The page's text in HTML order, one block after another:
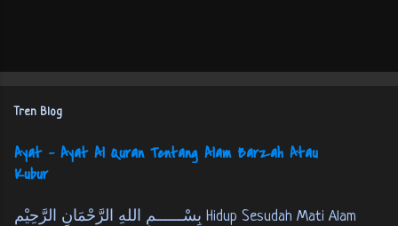
Tren Blog
Ayat - Ayat Al Quran Tentang Alam Barzah Atau
Kubur
بِسْــــــمِ اللهِ الرَّحْمَانِ الرَّحِيْم Hidup Sesudah Mati Alam